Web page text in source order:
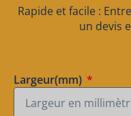
Rapide et facile :
un devis
Largeur(mm)